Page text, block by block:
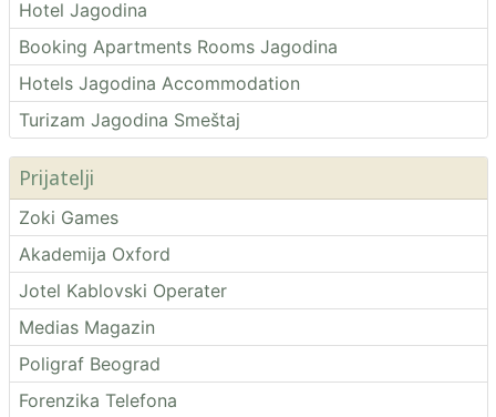
Hotel Jagodina
Booking Apartments Rooms Jagodina
Hotels Jagodina Accommodation
Turizam Jagodina Smeštaj
Prijatelji
Zoki Games
Akademija Oxford
Jotel Kablovski Operater
Medias Magazin
Poligraf Beograd
Forenzika Telefona